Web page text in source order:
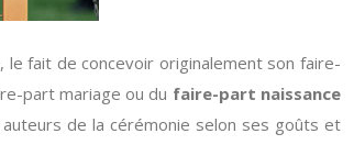
le fait de concevoir originalement son faire-
part mariage ou du faire-part naissance
de la cérémonie selon ses goûts et